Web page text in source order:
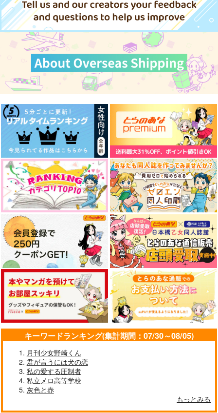
キーワードランキング(集計期間：07/30～08/05)
月刊少女野崎くん
君が言うには犬の恋
私の愛する圧制者
私立メロ高等学校
灰色と赤
もっとみる